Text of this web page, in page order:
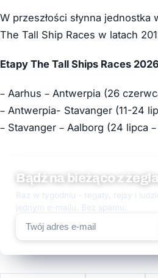
W przeszłości słynna jednostka
The Tall Ship Races w latach
Etapy The Tall Ships Races
– Aarhus – Antwerpia (26
– Antwerpia- Stavanger (11-24
– Stavanger – Aalborg (24 lipca
Bądź na bieżąco z
Raz w tygodniu - regaty, rejsy i
jednym e-mailu. Bez spamu.